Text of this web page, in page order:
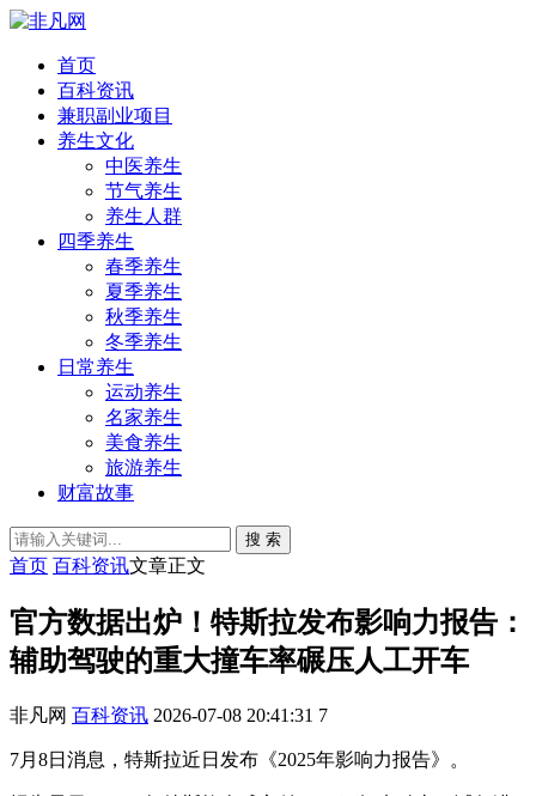
首页
百科资讯
兼职副业项目
养生文化
中医养生
节气养生
养生人群
四季养生
春季养生
夏季养生
秋季养生
冬季养生
日常养生
运动养生
名家养生
美食养生
旅游养生
财富故事
搜 索
首页 百科资讯文章正文
官方数据出炉！特斯拉发布影响力报告：
辅助驾驶的重大撞车率碾压人工开车
非凡网 百科资讯 2026-07-08 20:41:31 7
7月8日消息，特斯拉近日发布《2025年影响力报告》。